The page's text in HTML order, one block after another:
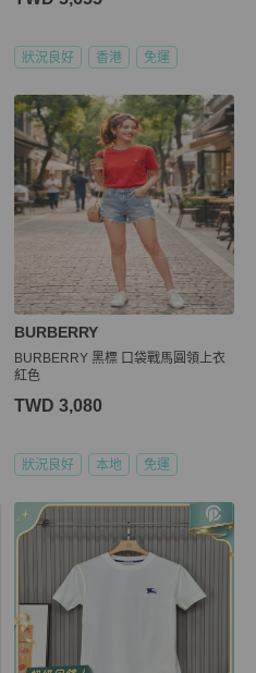
狀況良好 香港 免運
BURBERRY
BURBERRY 黑標 口袋戰馬圓領上衣
紅色
TWD 3,080
狀況良好 本地 免運